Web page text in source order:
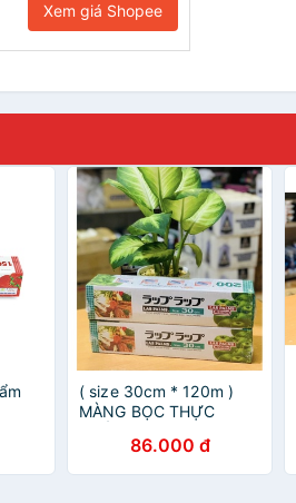
Xem giá Shopee
( size 30cm * 120m )
MÀNG BỌC THỰC
86.000 đ